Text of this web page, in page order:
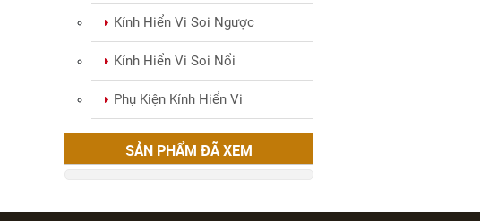
Kính Hiển Vi Soi Ngược
Kính Hiển Vi Soi Nổi
Phụ Kiện Kính Hiển Vi
SẢN PHẨM ĐÃ XEM